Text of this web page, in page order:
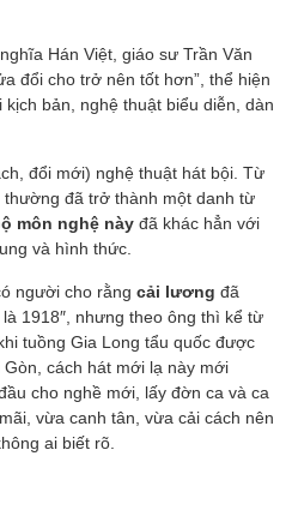
Hán Việt, giáo sư Trần Văn
đổi cho trở nên tốt hơn”, thể hiện
bản, nghệ thuật biểu diễn, dàn
đổi mới) nghệ thuật hát bội. Từ
đã trở thành một danh từ
môn nghệ này đã khác hẳn với
và hình thức.
người cho rằng cải lương đã
1918″, nhưng theo ông thì kể từ
tuồng Gia Long tẩu quốc được
cách hát mới lạ này mới
cho nghề mới, lấy đờn ca và ca
vừa canh tân, vừa cải cách nên
ai biết rõ.